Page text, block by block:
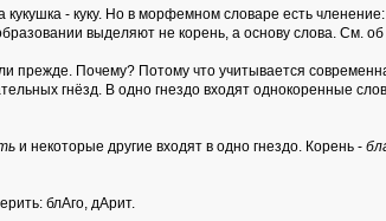
- куку. Но в морфемном словаре есть
выделяют не корень, а основу слова. См.
прежде. Почему? Потому что учитывается
гнёзд. В одно гнездо входят однокоренные
и некоторые другие входят в одно гнездо. Корень -
блАго, дАрит.